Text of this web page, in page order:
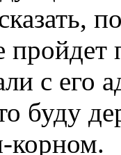
с его
буду
корном.